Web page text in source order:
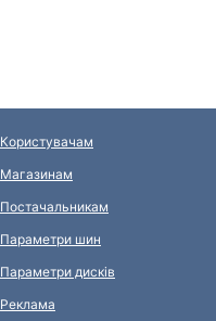
Користувачам
Магазинам
Постачальникам
Параметри шин
Параметри дисків
Реклама